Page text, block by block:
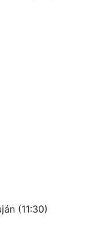
(11:30)